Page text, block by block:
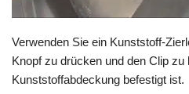
Verwenden Sie ein Kunststoff-
Knopf zu drücken und den Clip zu
Kunststoffabdeckung befestigt ist.